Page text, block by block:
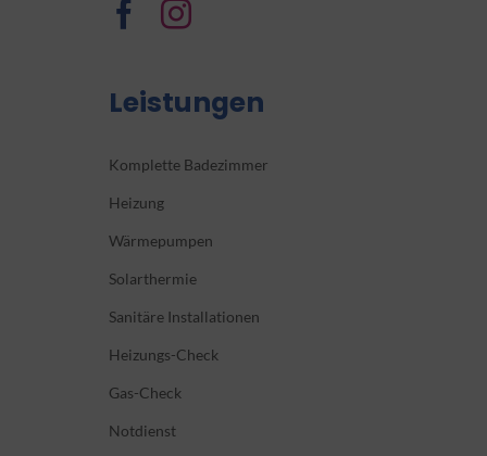
Leistungen
Komplette Badezimmer
Heizung
Wärmepumpen
Solarthermie
Sanitäre Installationen
Heizungs-Check
Gas-Check
Notdienst